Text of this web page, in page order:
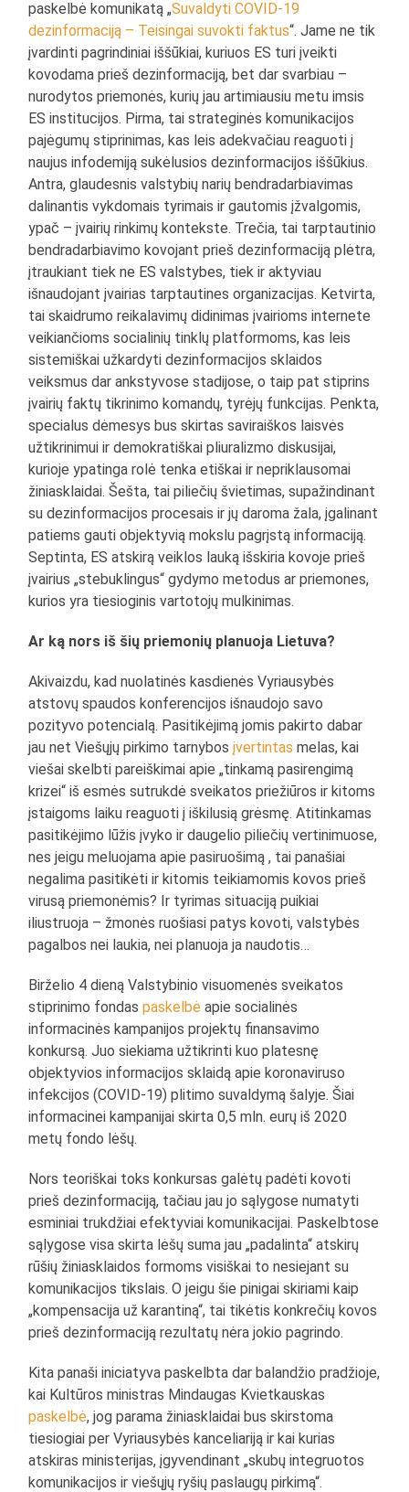
paskelbė komunikatą „Suvaldyti COVID-19
dezinformaciją – Teisingai suvokti faktus“. Jame ne tik
įvardinti pagrindiniai iššūkiai, kuriuos ES turi įveikti
kovodama prieš dezinformaciją, bet dar svarbiau –
nurodytos priemonės, kurių jau artimiausiu metu imsis
ES institucijos. Pirma, tai strateginės komunikacijos
pajėgumų stiprinimas, kas leis adekvačiau reaguoti į
naujus infodemiją sukėlusios dezinformacijos iššūkius.
Antra, glaudesnis valstybių narių bendradarbiavimas
dalinantis vykdomais tyrimais ir gautomis įžvalgomis,
ypač – įvairių rinkimų kontekste. Trečia, tai tarptautinio
bendradarbiavimo kovojant prieš dezinformaciją plėtra,
įtraukiant tiek ne ES valstybes, tiek ir aktyviau
išnaudojant įvairias tarptautines organizacijas. Ketvirta,
tai skaidrumo reikalavimų didinimas įvairioms internete
veikiančioms socialinių tinklų platformoms, kas leis
sistemiškai užkardyti dezinformacijos sklaidos
veiksmus dar ankstyvose stadijose, o taip pat stiprins
įvairių faktų tikrinimo komandų, tyrėjų funkcijas. Penkta,
specialus dėmesys bus skirtas saviraiškos laisvės
užtikrinimui ir demokratiškai pliuralizmo diskusijai,
kurioje ypatinga rolė tenka etiškai ir nepriklausomai
žiniasklaidai. Šešta, tai piliečių švietimas, supažindinant
su dezinformacijos procesais ir jų daroma žala, įgalinant
patiems gauti objektyvią mokslu pagrįstą informaciją.
Septinta, ES atskirą veiklos lauką išskiria kovoje prieš
įvairius „stebuklingus“ gydymo metodus ar priemones,
kurios yra tiesioginis vartotojų mulkinimas.
Ar ką nors iš šių priemonių planuoja Lietuva?
Akivaizdu, kad nuolatinės kasdienės Vyriausybės
atstovų spaudos konferencijos išnaudojo savo
pozityvo potencialą. Pasitikėjimą jomis pakirto dabar
jau net Viešųjų pirkimo tarnybosįvertintas melas, kai
viešai skelbti pareiškimai apie „tinkamą pasirengimą
krizei“ iš esmės sutrukdė sveikatos priežiūros ir kitoms
įstaigoms laiku reaguoti į iškilusią grėsmę. Atitinkamas
pasitikėjimo lūžis įvyko ir daugelio piliečių vertinimuose,
nes jeigu meluojama apie pasiruošimą , tai panašiai
negalima pasitikėti ir kitomis teikiamomis kovos prieš
virusą priemonėmis? Ir tyrimas situaciją puikiai
iliustruoja – žmonės ruošiasi patys kovoti, valstybės
pagalbos nei laukia, nei planuoja ja naudotis…
Birželio 4 dieną Valstybinio visuomenės sveikatos
stiprinimo fondaspaskelbė apie socialinės
informacinės kampanijos projektų finansavimo
konkursą. Juo siekiama užtikrinti kuo platesnę
objektyvios informacijos sklaidą apie koronaviruso
infekcijos (COVID-19) plitimo suvaldymą šalyje. Šiai
informacinei kampanijai skirta 0,5 mln. eurų iš 2020
metų fondo lėšų.
Nors teoriškai toks konkursas galėtų padėti kovoti
prieš dezinformaciją, tačiau jau jo sąlygose numatyti
esminiai trukdžiai efektyviai komunikacijai. Paskelbtose
sąlygose visa skirta lėšų suma jau „padalinta“ atskirų
rūšių žiniasklaidos formoms visiškai to nesiejant su
komunikacijos tikslais. O jeigu šie pinigai skiriami kaip
„kompensacija už karantiną“, tai tikėtis konkrečių kovos
prieš dezinformaciją rezultatų nėra jokio pagrindo.
Kita panaši iniciatyva paskelbta dar balandžio pradžioje,
kai Kultūros ministras Mindaugas Kvietkauskas
paskelbė, jog parama žiniasklaidai bus skirstoma
tiesiogiai per Vyriausybės kanceliariją ir kai kurias
atskiras ministerijas, įgyvendinant „skubų integruotos
komunikacijos ir viešųjų ryšių paslaugų pirkimą“.